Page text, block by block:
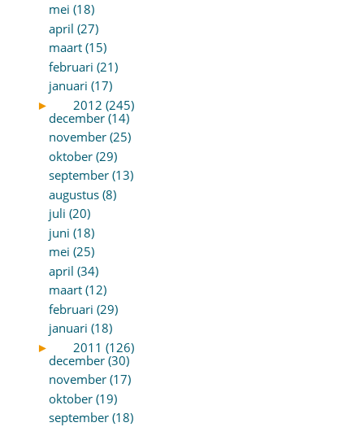
mei (18)
april (27)
maart (15)
februari (21)
januari (17)
►
2012 (245)
december (14)
november (25)
oktober (29)
september (13)
augustus (8)
juli (20)
juni (18)
mei (25)
april (34)
maart (12)
februari (29)
januari (18)
►
2011 (126)
december (30)
november (17)
oktober (19)
september (18)